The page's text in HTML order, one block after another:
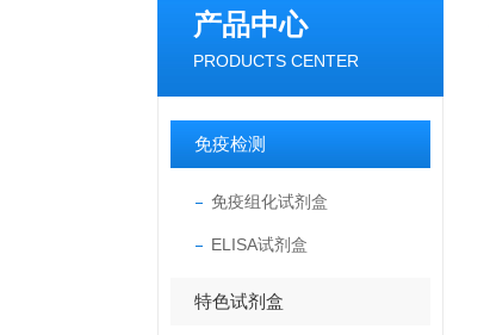
产品中心
PRODUCTS CENTER
免疫检测
免疫组化试剂盒
ELISA试剂盒
特色试剂盒